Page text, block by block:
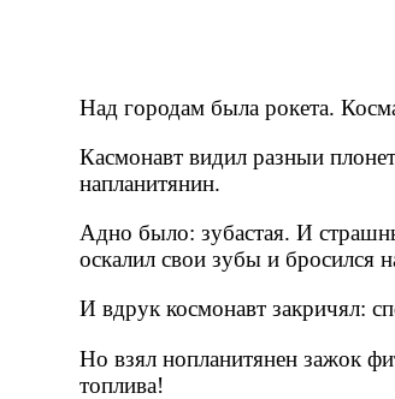
Над городам была рокета.
Касмонавт видил разныи
напланитянин.
Адно было: зубастая. И
оскалил свои зубы и бросился
И вдрук космонавт закричял:
Но взял нопланитянен зажок
топлива!